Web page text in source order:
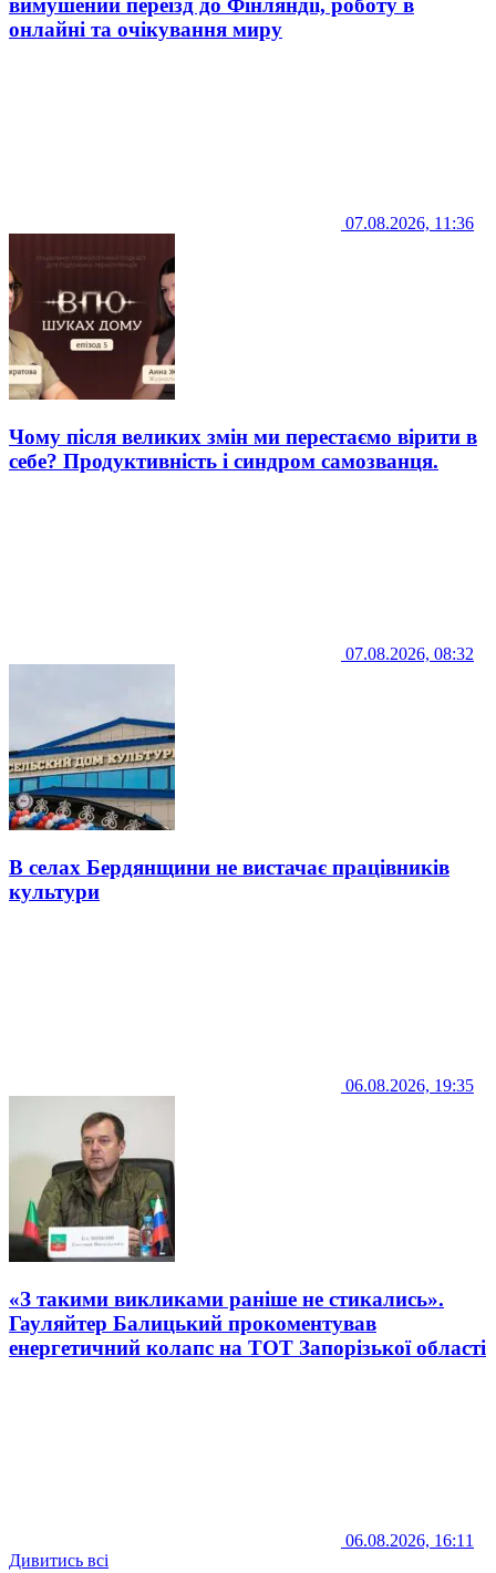
вимушений переїзд до Фінляндії, роботу в
онлайні та очікування миру
07.08.2026, 11:36
Чому після великих змін ми перестаємо вірити в
себе? Продуктивність і синдром самозванця.
07.08.2026, 08:32
В селах Бердянщини не вистачає працівників
культури
06.08.2026, 19:35
«З такими викликами раніше не стикались».
Гауляйтер Балицький прокоментував
енергетичний колапс на ТОТ Запорізької області
06.08.2026, 16:11
Дивитись всі